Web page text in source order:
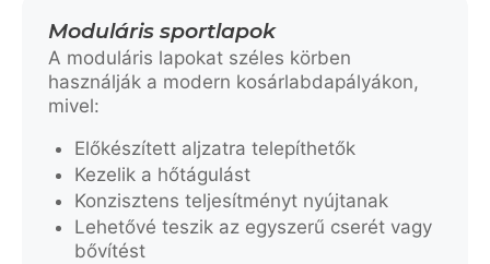
Moduláris sportlapok
A moduláris lapokat széles körben
használják a modern kosárlabdapályákon,
mivel:
Előkészített aljzatra telepíthetők
Kezelik a hőtágulást
Konzisztens teljesítményt nyújtanak
Lehetővé teszik az egyszerű cserét vagy
bővítést